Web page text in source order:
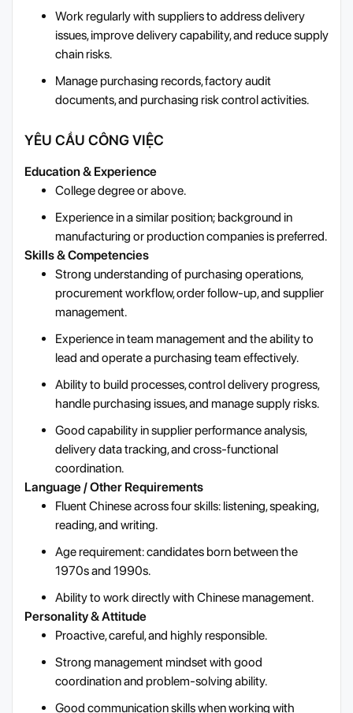
Work regularly with suppliers to address delivery
issues, improve delivery capability, and reduce supply
chain risks.
Manage purchasing records, factory audit
documents, and purchasing risk control activities.
YÊU CẦU CÔNG VIỆC
Education & Experience
College degree or above.
Experience in a similar position; background in
manufacturing or production companies is preferred.
Skills & Competencies
Strong understanding of purchasing operations,
procurement workflow, order follow-up, and supplier
management.
Experience in team management and the ability to
lead and operate a purchasing team effectively.
Ability to build processes, control delivery progress,
handle purchasing issues, and manage supply risks.
Good capability in supplier performance analysis,
delivery data tracking, and cross-functional
coordination.
Language / Other Requirements
Fluent Chinese across four skills: listening, speaking,
reading, and writing.
Age requirement: candidates born between the
1970s and 1990s.
Ability to work directly with Chinese management.
Personality & Attitude
Proactive, careful, and highly responsible.
Strong management mindset with good
coordination and problem-solving ability.
Good communication skills when working with